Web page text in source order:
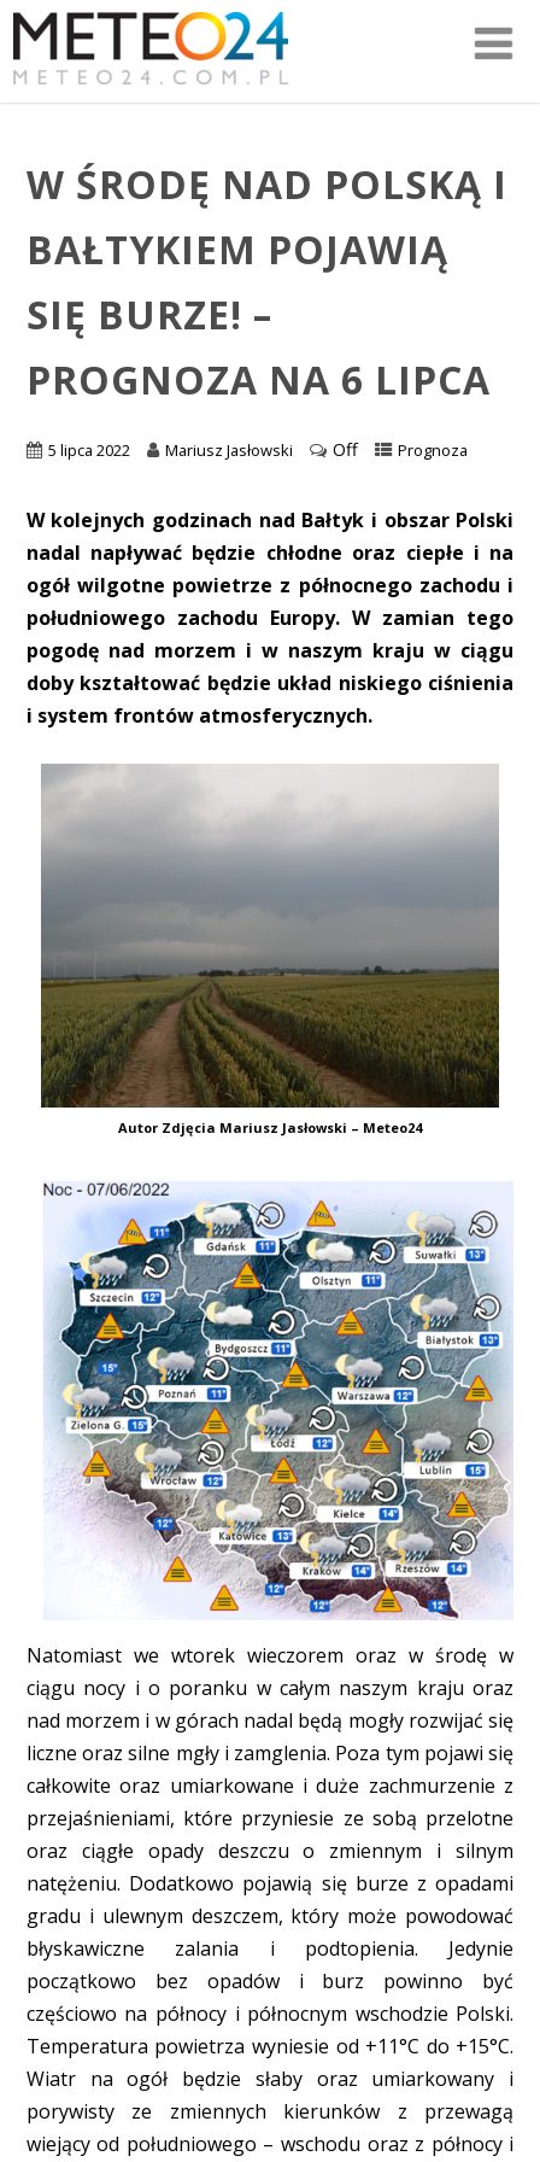
W ŚRODĘ NAD POLSKĄ I
BAŁTYKIEM POJAWIĄ
SIĘ BURZE! –
PROGNOZA NA 6 LIPCA
5 lipca 2022 Mariusz Jasłowski Off Prognoza
W kolejnych godzinach nad Bałtyk i obszar Polski
nadal napływać będzie chłodne oraz ciepłe i na
ogół wilgotne powietrze z północnego zachodu i
południowego zachodu Europy. W zamian tego
pogodę nad morzem i w naszym kraju w ciągu
doby kształtować będzie układ niskiego ciśnienia
i system frontów atmosferycznych.
Autor Zdjęcia Mariusz Jasłowski – Meteo24
Natomiast we wtorek wieczorem oraz w środę w
ciągu nocy i o poranku w całym naszym kraju oraz
nad morzem i w górach nadal będą mogły rozwijać się
liczne oraz silne mgły i zamglenia. Poza tym pojawi się
całkowite oraz umiarkowane i duże zachmurzenie z
przejaśnieniami, które przyniesie ze sobą przelotne
oraz ciągłe opady deszczu o zmiennym i silnym
natężeniu. Dodatkowo pojawią się burze z opadami
gradu i ulewnym deszczem, który może powodować
błyskawiczne zalania i podtopienia. Jedynie
początkowo bez opadów i burz powinno być
częściowo na północy i północnym wschodzie Polski.
Temperatura powietrza wyniesie od +11°C do +15°C.
Wiatr na ogół będzie słaby oraz umiarkowany i
porywisty ze zmiennych kierunków z przewagą
wiejący od południowego – wschodu oraz z północy i